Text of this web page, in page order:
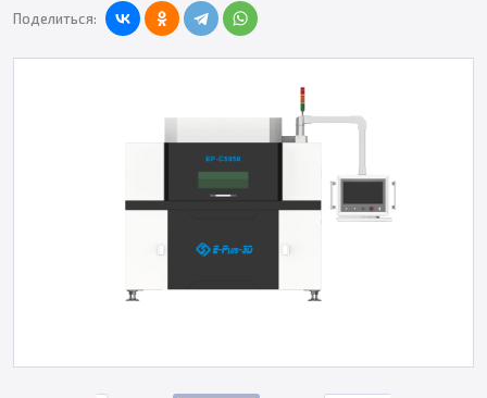
Поделиться: